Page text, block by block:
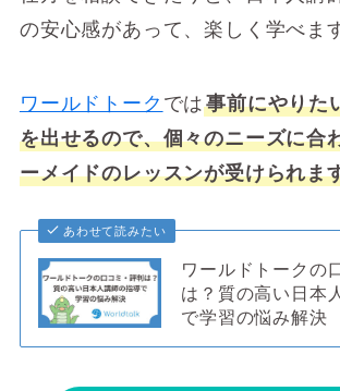
の安心感があって、楽しく学べま
ワールドトーク では事前にやりた
を出せるので、個々のニーズに合
ーメイドのレッスンが受けられま
あわせて読みたい
ワールドトークの
は？質の高い日本
で学習の悩み解決